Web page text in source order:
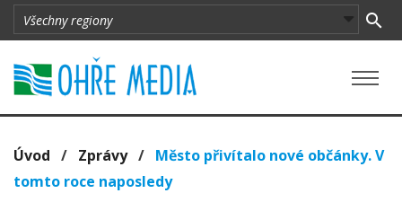
Úvod / Zprávy/ Město přivítalo nové občánky. V
tomto roce naposledy